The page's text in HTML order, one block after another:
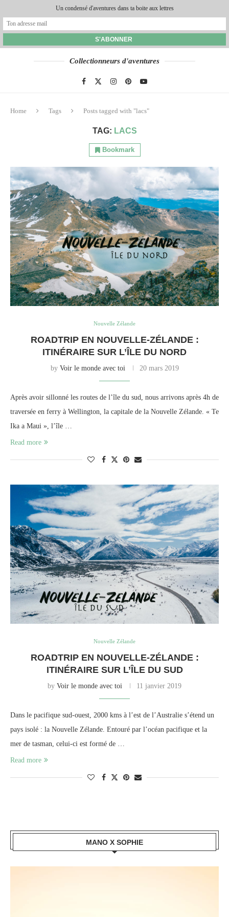
Collectionneurs d'aventures
Home Tags Posts tagged with "lacs"
TAG: LACS
Bookmark
Nouvelle Zélande
ROADTRIP EN NOUVELLE-ZÉLANDE :
ITINÉRAIRE SUR L’ÎLE DU NORD
by Voir le monde avec toi 20 mars 2019
Après avoir sillonné les routes de l’île du sud, nous arrivons après 4h de
traversée en ferry à Wellington, la capitale de la Nouvelle Zélande. « Te
Ika a Maui », l’île …
Read more
Nouvelle Zélande
ROADTRIP EN NOUVELLE-ZÉLANDE :
ITINÉRAIRE SUR L’ÎLE DU SUD
by Voir le monde avec toi 11 janvier 2019
Dans le pacifique sud-ouest, 2000 kms à l’est de l’Australie s’étend un
pays isolé : la Nouvelle Zélande. Entouré par l’océan pacifique et la
mer de tasman, celui-ci est formé de …
Read more
MANO X SOPHIE
Un condensé d'aventures dans ta boite aux lettres